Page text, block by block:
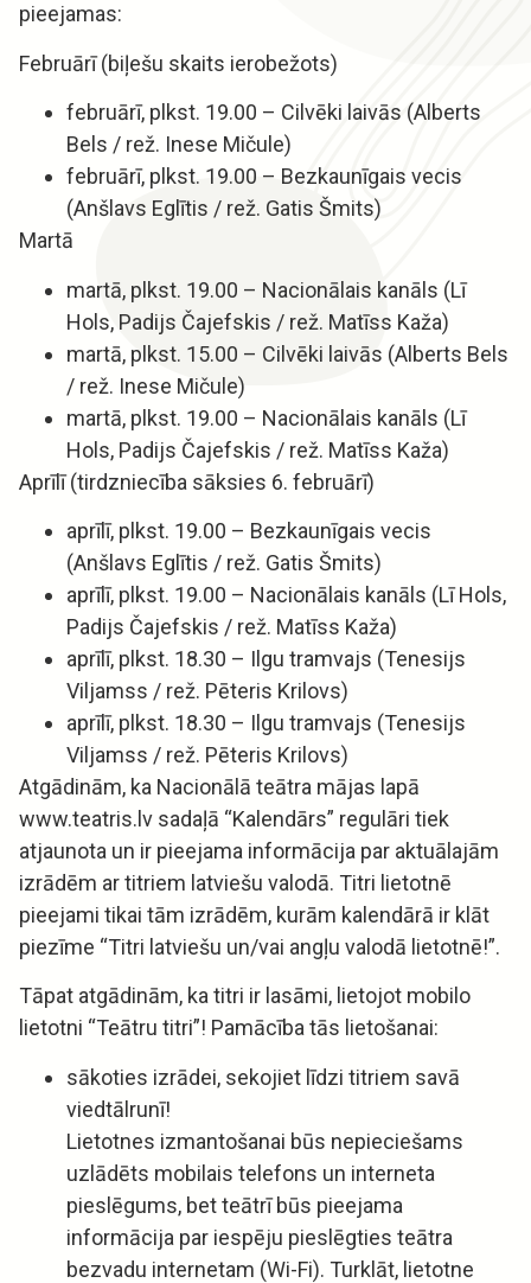
pieejamas:
Februārī (biļešu skaits ierobežots)
februārī, plkst. 19.00 – Cilvēki laivās (Alberts
Bels / rež. Inese Mičule)
februārī, plkst. 19.00 – Bezkaunīgais vecis
(Anšlavs Eglītis / rež. Gatis Šmits)
Martā
martā, plkst. 19.00 – Nacionālais kanāls (Lī
Hols, Padijs Čajefskis / rež. Matīss Kaža)
martā, plkst. 15.00 – Cilvēki laivās (Alberts Bels
/ rež. Inese Mičule)
martā, plkst. 19.00 – Nacionālais kanāls (Lī
Hols, Padijs Čajefskis / rež. Matīss Kaža)
Aprīlī (tirdzniecība sāksies 6. februārī)
aprīlī, plkst. 19.00 – Bezkaunīgais vecis
(Anšlavs Eglītis / rež. Gatis Šmits)
aprīlī, plkst. 19.00 – Nacionālais kanāls (Lī Hols,
Padijs Čajefskis / rež. Matīss Kaža)
aprīlī, plkst. 18.30 – Ilgu tramvajs (Tenesijs
Viljamss / rež. Pēteris Krilovs)
aprīlī, plkst. 18.30 – Ilgu tramvajs (Tenesijs
Viljamss / rež. Pēteris Krilovs)
Atgādinām, ka Nacionālā teātra mājas lapā
www.teatris.lv sadaļā “Kalendārs” regulāri tiek
atjaunota un ir pieejama informācija par aktuālajām
izrādēm ar titriem latviešu valodā. Titri lietotnē
pieejami tikai tām izrādēm, kurām kalendārā ir klāt
piezīme “Titri latviešu un/vai angļu valodā lietotnē!”.
Tāpat atgādinām, ka titri ir lasāmi, lietojot mobilo
lietotni “Teātru titri”! Pamācība tās lietošanai:
sākoties izrādei, sekojiet līdzi titriem savā
viedtālrunī!
Lietotnes izmantošanai būs nepieciešams
uzlādēts mobilais telefons un interneta
pieslēgums, bet teātrī būs pieejama
informācija par iespēju pieslēgties teātra
bezvadu internetam (Wi-Fi). Turklāt, lietotne